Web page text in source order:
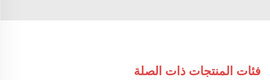
فئات المنتجات ذات الصلة